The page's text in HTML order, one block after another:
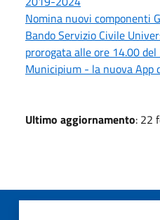
Nomina nuovi componenti
Bando Servizio Civile
prorogata alle ore 14.00
Municipium - la nuova App
Ultimo aggiornamento: 22